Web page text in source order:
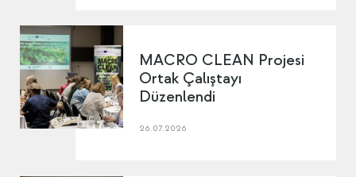
MACRO CLEAN Projesi
Ortak Çalıştayı
Düzenlendi
26.07.2026